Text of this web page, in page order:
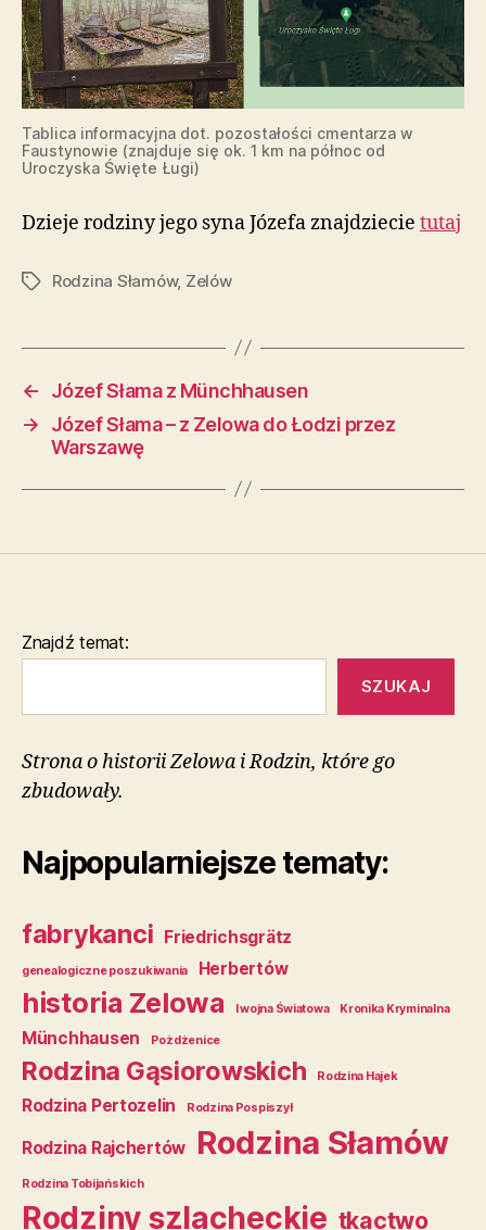
Tablica informacyjna dot. pozostałości cmentarza w
Faustynowie (znajduje się ok. 1 km na północ od
Uroczyska Święte Ługi)
Dzieje rodziny jego syna Józefa znajdziecie tutaj
TagiRodzina Słamów, Zelów
←
Józef Słama z Münchhausen
→
Józef Słama – z Zelowa do Łodzi przez
Warszawę
Znajdź temat:
SZUKAJ
Strona o historii Zelowa i Rodzin, które go
zbudowały.
Najpopularniejsze tematy:
fabrykanci Friedrichsgrätz
genealogiczne poszukiwania Herbertów
historia Zelowa I wojna Światowa Kronika Kryminalna
Münchhausen Pożdżenice
Rodzina Gąsiorowskich Rodzina Hajek
Rodzina Pertozelin Rodzina Pospiszył
Rodzina Rajchertów Rodzina Słamów
Rodzina Tobijańskich
Rodziny szlacheckie tkactwo